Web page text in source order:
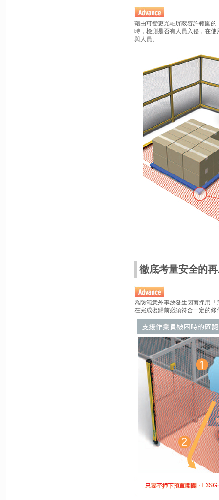
藉由可變更光軸屏蔽容許範圍
時，檢測是否有人員入侵，在
與人員。
徹底考量安全的
為防範意外事故發生因而採用
在完成復歸前必須符合一定的